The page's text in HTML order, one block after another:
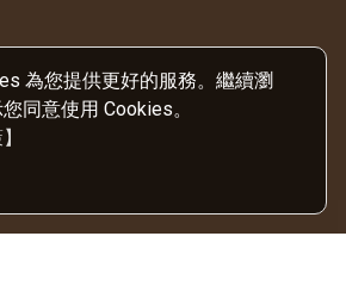
為您提供更好的服務。繼續瀏
同意使用 Cookies。